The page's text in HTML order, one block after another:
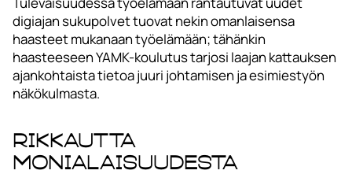
digiajan sukupolvet tuovat nekin omanlaisensa
haasteet mukanaan työelämään; tähänkin
haasteeseen YAMK-koulutus tarjosi laajan kattauksen
ajankohtaista tietoa juuri johtamisen ja esimiestyön
näkökulmasta.
Rikkautta
monialaisuudesta